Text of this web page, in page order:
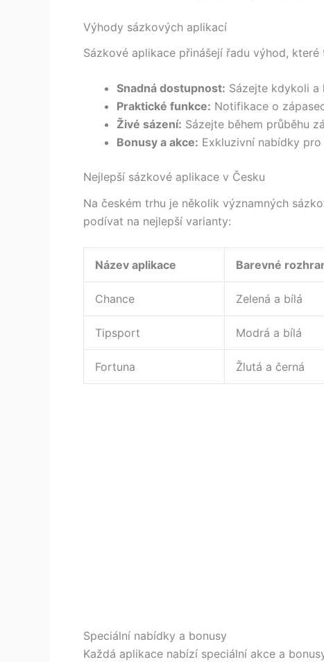
Výhody sázkových aplikací
Sázkové aplikace přinášejí řadu výhod,
Snadná dostupnost: Sázejte kdykoli a
Praktické funkce: Notifikace o
Živé sázení: Sázejte během průběhu
Bonusy a akce: Exkluzivní nabídky
Nejlepší sázkové aplikace v Česku
Na českém trhu je několik významných
podívat na nejlepší varianty:
Název aplikace Barevné
Chance Zelená a bílá
Tipsport Modrá a bílá
Fortuna Žlutá a černá
Speciální nabídky a bonusy
Každá aplikace nabízí speciální akce a